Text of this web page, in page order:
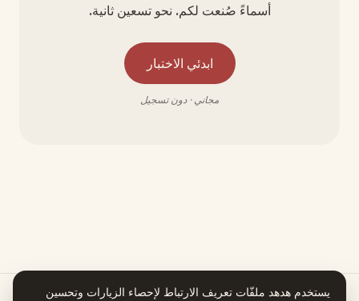
أسماءً صُنعت لكم. نحو تسعين ثانية.
ابدئي الاختبار
مجاني · دون تسجيل
يستخدم هدهد ملفّات تعريف الارتباط لإحصاء الزيارات وتحسين